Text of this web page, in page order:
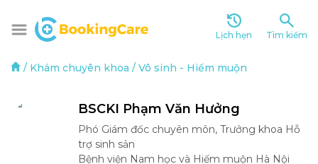
Lịch hẹn Tìm kiếm
/ Khám chuyên khoa / Vô sinh - Hiếm muộn
BSCKI Phạm Văn Hưởng
Phó Giám đốc chuyên môn, Trưởng khoa Hỗ
trợ sinh sản
Bệnh viện Nam học và Hiếm muộn Hà Nội